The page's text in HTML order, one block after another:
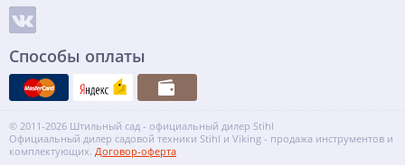
Способы оплаты
© 2011-2026 Штильный сад - официальный дилер Stihl
Официальный дилер садовой техники Stihl и Viking - продажа инструментов и
комплектующих. Договор-оферта